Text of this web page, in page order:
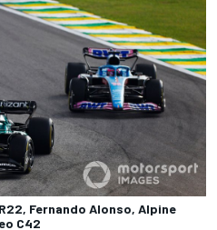
Fernando Alonso, Alpine
C42